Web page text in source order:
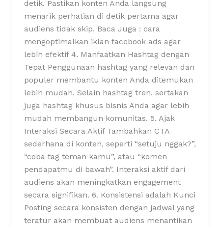
detik. Pastikan konten Anda langsung
menarik perhatian di detik pertama agar
audiens tidak skip. Baca Juga : cara
mengoptimalkan iklan facebook ads agar
lebih efektif 4. Manfaatkan Hashtag dengan
Tepat Penggunaan hashtag yang relevan dan
populer membantu konten Anda ditemukan
lebih mudah. Selain hashtag tren, sertakan
juga hashtag khusus bisnis Anda agar lebih
mudah membangun komunitas. 5. Ajak
Interaksi Secara Aktif Tambahkan CTA
sederhana di konten, seperti “setuju nggak?”,
“coba tag teman kamu”, atau “komen
pendapatmu di bawah”. Interaksi aktif dari
audiens akan meningkatkan engagement
secara signifikan. 6. Konsistensi adalah Kunci
Posting secara konsisten dengan jadwal yang
teratur akan membuat audiens menantikan